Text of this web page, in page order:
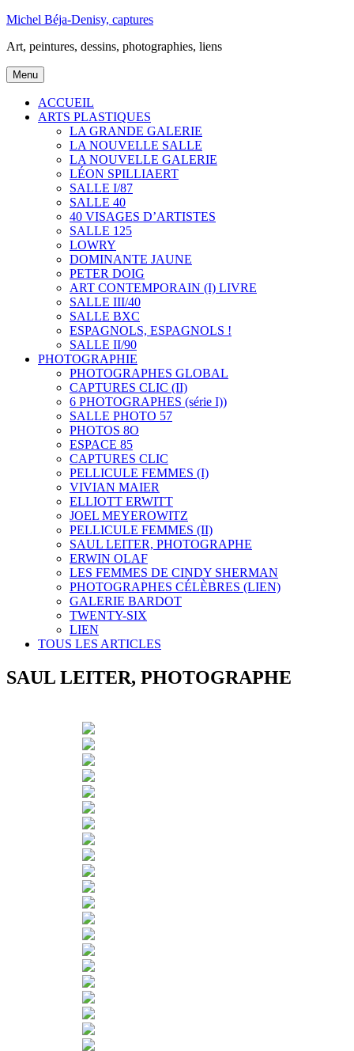
Aller
contenu
Michel Béja-Denisy, captures
Art, peintures, dessins, photographies, liens
Menu
ACCUEIL
ARTS PLASTIQUES
LA GRANDE GALERIE
LA NOUVELLE SALLE
LA NOUVELLE GALERIE
LÉON SPILLIAERT
SALLE I/87
SALLE 40
40 VISAGES D’ARTISTES
SALLE 125
LOWRY
DOMINANTE JAUNE
PETER DOIG
ART CONTEMPORAIN (I) LIVRE
SALLE III/40
SALLE BXC
ESPAGNOLS, ESPAGNOLS !
SALLE II/90
PHOTOGRAPHIE
PHOTOGRAPHES GLOBAL
CAPTURES CLIC (II)
6 PHOTOGRAPHES (série I))
SALLE PHOTO 57
PHOTOS 8O
ESPACE 85
CAPTURES CLIC
PELLICULE FEMMES (I)
VIVIAN MAIER
ELLIOTT ERWITT
JOEL MEYEROWITZ
PELLICULE FEMMES (II)
SAUL LEITER, PHOTOGRAPHE
ERWIN OLAF
LES FEMMES DE CINDY SHERMAN
PHOTOGRAPHES CÉLÈBRES (LIEN)
GALERIE BARDOT
TWENTY-SIX
LIEN
TOUS LES ARTICLES
SAUL LEITER, PHOTOGRAPHE